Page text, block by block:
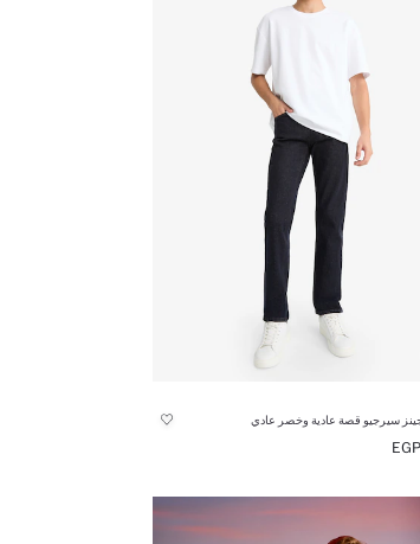
سيرجيو قصة عادية وخصر عادي